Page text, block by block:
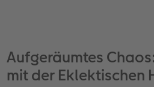
Aufgeräumtes
mit der Eklektischen